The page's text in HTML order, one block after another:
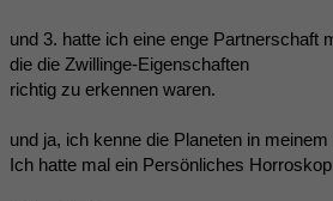
und 3. hatte ich eine enge Partnerschaft
die die Zwillinge-Eigenschaften
richtig zu erkennen waren.
und ja, ich kenne die Planeten in
Ich hatte mal ein Persönliches